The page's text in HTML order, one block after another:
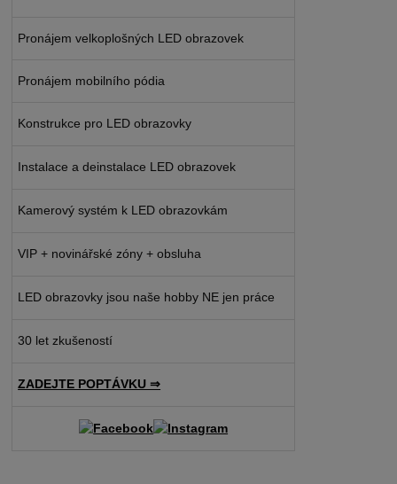
Pronájem velkoplošných LED obrazovek
Pronájem mobilního pódia
Konstrukce pro LED obrazovky
Instalace a deinstalace LED obrazovek
Kamerový systém k LED obrazovkám
VIP + novinářské zóny + obsluha
LED obrazovky jsou naše hobby NE jen práce
30 let zkušeností
ZADEJTE POPTÁVKU ⇒